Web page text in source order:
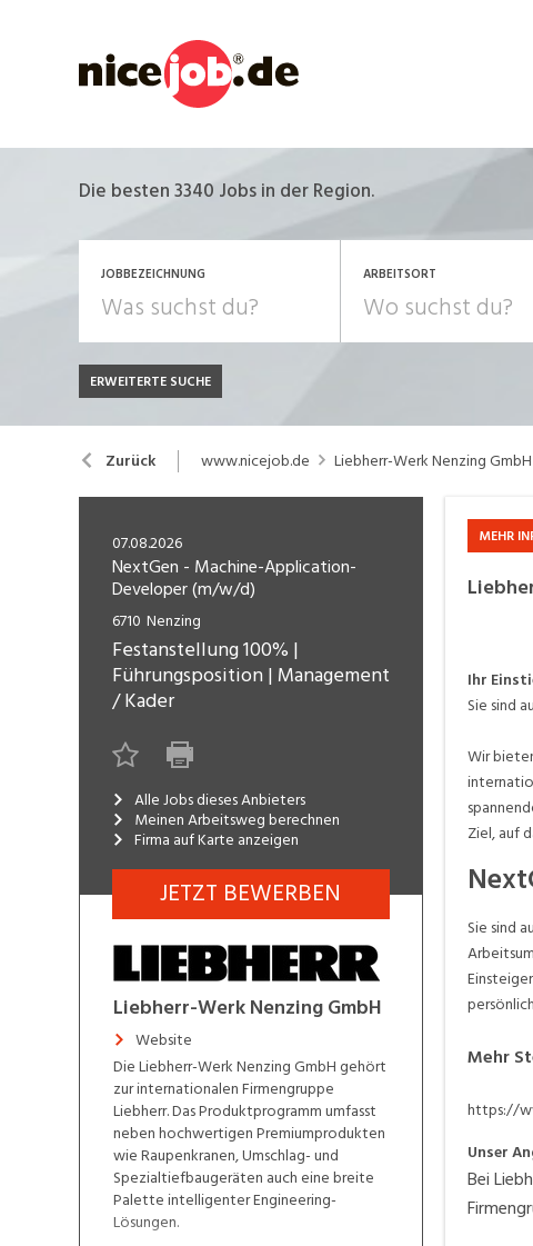
Die besten 3340 Jobs in der Region.
JOBBEZEICHNUNG ARBEITSORT
JOB-TYP
Festanstellung
Freelance
Lehrstelle
Bank, Versicherung
Chemie, Pharma, Biotechnologie
Engineering, Technik, Architektur
Recht
Gastronomie, Hotellerie,
Tourismus, Lebensmittel
Informatik, Telekommunikation
Medien, Druck
Verkauf, Handel, Kundenberatung,
Aussendienst
ERWEITERTE SUCHE
Zurück www.nicejob.de Liebherr-Werk Nenzing GmbH
07.08.2026
NextGen - Machine-Application-
Developer (m/w/d)
6710 Nenzing
Festanstellung100% |
Führungsposition| Management
/ Kader
Alle Jobs dieses Anbieters
Meinen Arbeitsweg berechnen
Firma auf Karte anzeigen
JETZT BEWERBEN
Liebherr-Werk Nenzing GmbH
Website
Die Liebherr-Werk Nenzing GmbH gehört
zur internationalen Firmengruppe
Liebherr. Das Produktprogramm umfasst
neben hochwertigen Premiumprodukten
wie Raupenkranen, Umschlag- und
Spezialtiefbaugeräten auch eine breite
Palette intelligenter Engineering-
Lösungen.
MEHR
Ihr
Sie sind
Wir
Ziel, auf
Sie sind
Mehr
https://
Unser
Bei